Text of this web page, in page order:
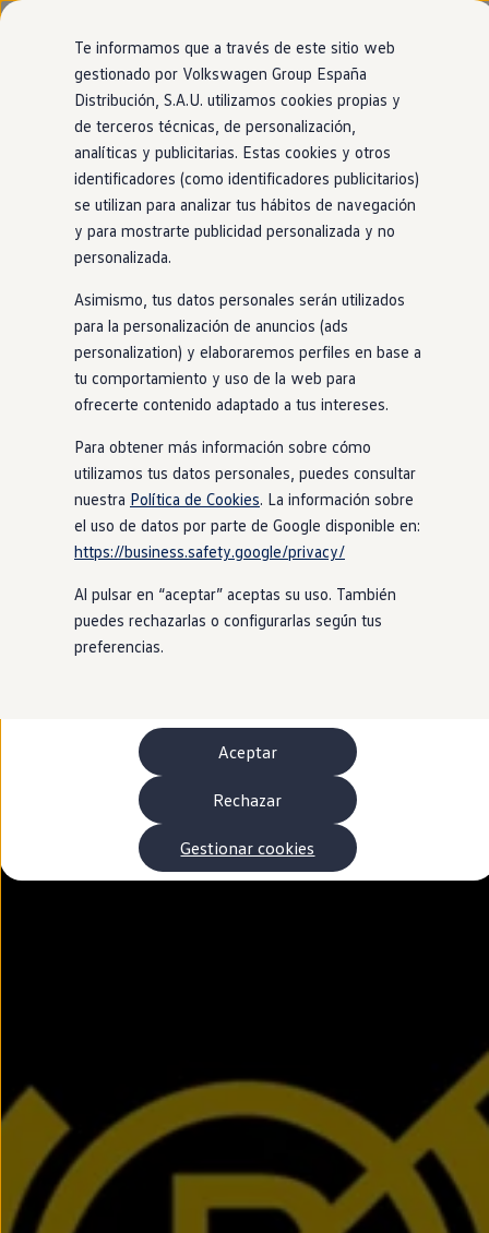
Ir
directamente
al contenido
Ir
directamente
al pie de
página
Nuevo ID. Cross
Vehículos Comerciales
Compra y ofertas
Volkswagen nuevo en stock
Volkswagen de ocasión
Financiación
My Renting
My Way
Seguros
Empresas
Autoescuelas
Eléctricos e híbridos
Más sobre híbridos
Plan Auto +
Etiquetas DGT
Simulador de autonomía, carga y ahorro
Carga y autonomía
Soluciones de carga
Tarifas de carga
Carga en casa
Modos de carga
Autonomía
Clientes y posventa
Club Volkswagen
Ofertas posventa
Beneficios Volkswagen
Asistencia en carretera
Servicios de movilidad
Garantía del fabricante
Buscar servicios para tu modelo
Volkswagen Apps, inicio de sesión y tienda
Conectar el móvil con el vehículo
Actualizaciones del software, los mapas y las
Mantenimiento y reparaciones
Revisiones e ITV
Aceite y líquidos del motor
Baterías
Entretenimiento
Personalización
Carga
Merchandising
Todo sobre tu Volkswagen
Luces de advertencia
Te informamos que a través de este sitio web
gestionado por Volkswagen Group España
Distribución, S.A.U. utilizamos cookies propias y
de terceros técnicas, de personalización,
analíticas y publicitarias. Estas cookies y otros
identificadores (como identificadores publicitarios)
se utilizan para analizar tus hábitos de navegación
y para mostrarte publicidad personalizada y no
personalizada.
Asimismo, tus datos personales serán utilizados
para la personalización de anuncios (ads
personalization) y elaboraremos perfiles en base a
tu comportamiento y uso de la web para
ofrecerte contenido adaptado a tus intereses.
Para obtener más información sobre cómo
utilizamos tus datos personales, puedes consultar
nuestra Política de Cookies. La información sobre
el uso de datos por parte de Google disponible en:
https://business.safety.google/privacy/
Al pulsar en “aceptar” aceptas su uso. También
puedes rechazarlas o configurarlas según tus
preferencias.
Aceptar
Rechazar
Gestionar cookies